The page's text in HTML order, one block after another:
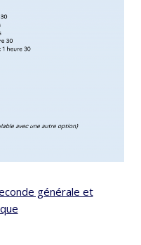
générale et